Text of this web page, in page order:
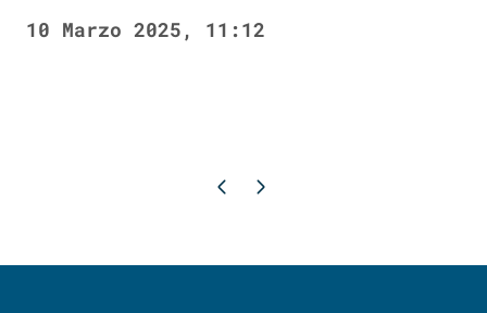
10 Marzo 2025, 11:12
Pagina precedente
Pagina successiva